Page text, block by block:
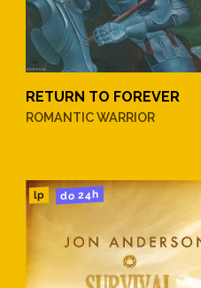
RETURN TO FOREVER
ROMANTIC WARRIOR
lp do 24h